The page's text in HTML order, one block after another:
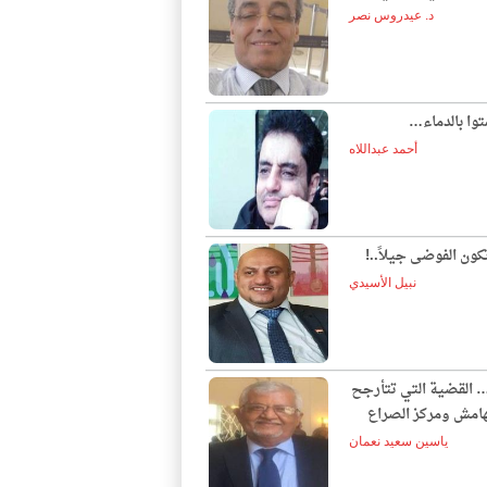
د. عيدروس نصر
بالدماء…
أحمد عبداللاه
الفوضى جيلاً..!
نبيل الأسيدي
القضية التي تتأرجح
ومركز الصراع
ياسين سعيد نعمان